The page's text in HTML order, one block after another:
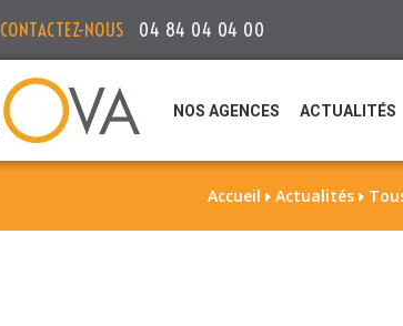
CONTACTEZ-NOUS 04 84 04 04 00
NOS AGENCES ACTUALITÉS
Accueil  Actualités 